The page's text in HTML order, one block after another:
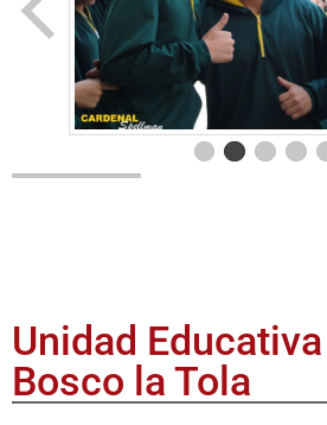
Unidad
Bosco la Tola